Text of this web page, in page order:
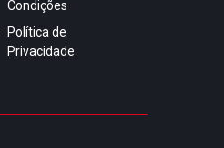
Condições
Política de
Privacidade